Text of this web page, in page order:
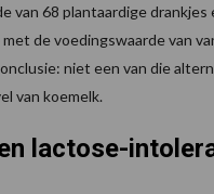
van 68 plantaardige drankjes
de voedingswaarde van
niet een van die
van koemelk.
lactose-